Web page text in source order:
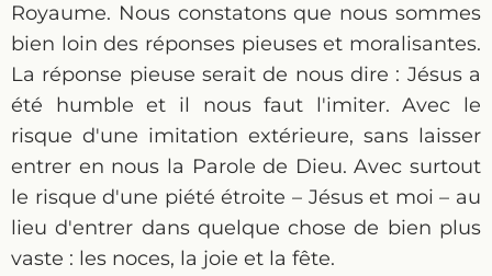
Royaume. Nous constatons que nous sommes
bien loin des réponses pieuses et moralisantes.
La réponse pieuse serait de nous dire : Jésus a
été humble et il nous faut l'imiter. Avec le
risque d'une imitation extérieure, sans laisser
entrer en nous la Parole de Dieu. Avec surtout
le risque d'une piété étroite – Jésus et moi – au
lieu d'entrer dans quelque chose de bien plus
vaste : les noces, la joie et la fête.